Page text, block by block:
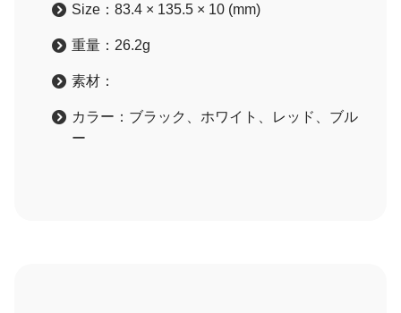
Size：83.4 × 135.5 × 10 (mm)
重量：26.2g
素材：
カラー：ブラック、ホワイト、レッド、ブル
ー